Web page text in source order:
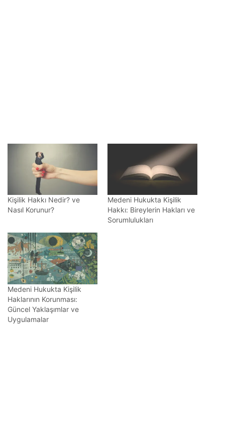
Kişilik Hakkı Nedir? ve
Nasıl Korunur?
Medeni Hukukta Kişilik
Hakkı: Bireylerin Hakları ve
Sorumlulukları
Medeni Hukukta Kişilik
Haklarının Korunması:
Güncel Yaklaşımlar ve
Uygulamalar